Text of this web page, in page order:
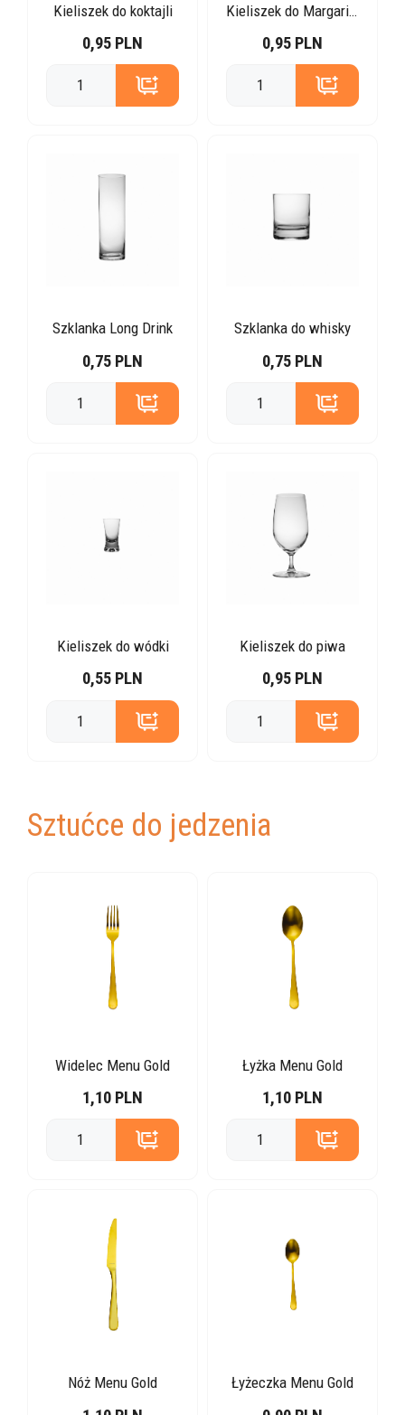
Kieliszek do koktajli
0,95 PLN
Kieliszek do Margarity
0,95 PLN
Szklanka Long Drink
0,75 PLN
Szklanka do whisky
0,75 PLN
Kieliszek do wódki
0,55 PLN
Kieliszek do piwa
0,95 PLN
Sztućce do jedzenia
Widelec Menu Gold
1,10 PLN
Łyżka Menu Gold
1,10 PLN
Nóż Menu Gold Łyżeczka Menu Gold